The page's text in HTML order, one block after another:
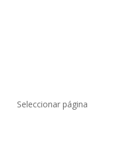
Seleccionar página